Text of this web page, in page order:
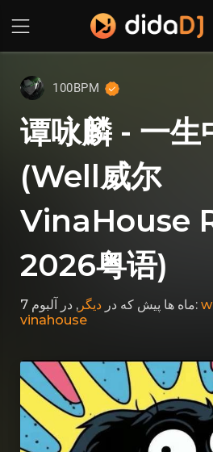
100BPM
谭咏麟 - 一生
(Well威尔
VinaHouse
2026粤语)
7 ماه ها پیش که در دیگر , در آلبوم:
vinahouse